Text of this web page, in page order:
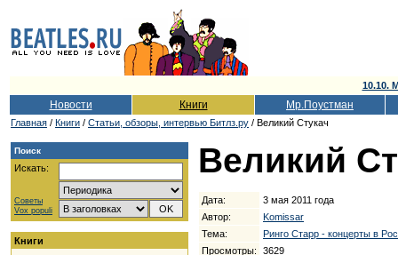
10.10.
Новости Книги Мр.Поустман
Главная / Книги / Cтатьи, обзоры, интервью Битлз.ру / Великий Стукач
Поиск
Искать:
Советы
Vox populi
Книги
Великий
Дата:
3 мая 2011 года
Автор:
Komissar
Тема:
Ринго Старр - концерты в
Просмотры:
3629